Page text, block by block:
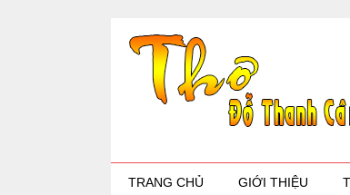
TRANG CHỦ GIỚI THIỆU